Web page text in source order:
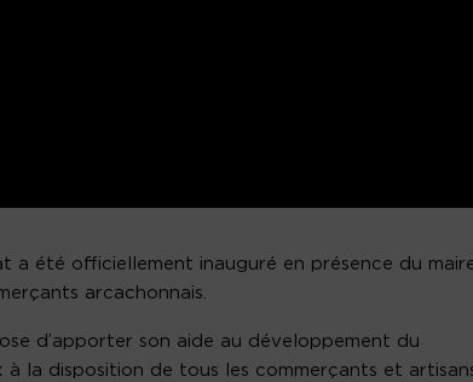
a été officiellement inauguré en présence du
arcachonnais.
d’apporter son aide au développement du
la disposition de tous les commerçants et